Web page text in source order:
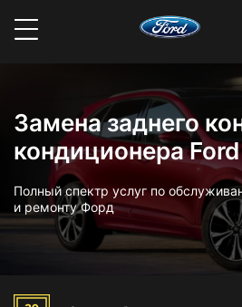
Замена заднего
кондиционера
Полный спектр услуг по
и ремонту Форд